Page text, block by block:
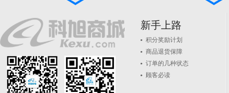
新手上路
积分奖励计划
商品退货保障
订单的几种状态
顾客必读